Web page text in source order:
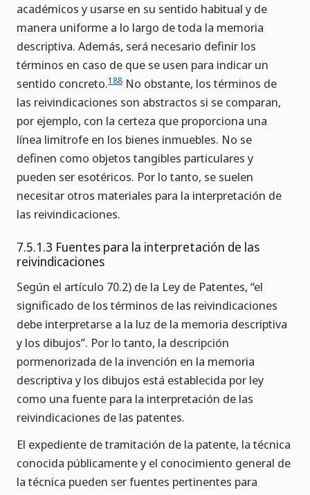
académicos y usarse en su sentido habitual y de
manera uniforme a lo largo de toda la memoria
descriptiva. Además, será necesario definir los
términos en caso de que se usen para indicar un
sentido concreto.188 No obstante, los términos de
las reivindicaciones son abstractos si se comparan,
por ejemplo, con la certeza que proporciona una
línea limítrofe en los bienes inmuebles. No se
definen como objetos tangibles particulares y
pueden ser esotéricos. Por lo tanto, se suelen
necesitar otros materiales para la interpretación de
las reivindicaciones.
7.5.1.3 Fuentes para la interpretación de las
reivindicaciones
Según el artículo 70.2) de la Ley de Patentes, “el
significado de los términos de las reivindicaciones
debe interpretarse a la luz de la memoria descriptiva
y los dibujos”. Por lo tanto, la descripción
pormenorizada de la invención en la memoria
descriptiva y los dibujos está establecida por ley
como una fuente para la interpretación de las
reivindicaciones de las patentes.
El expediente de tramitación de la patente, la técnica
conocida públicamente y el conocimiento general de
la técnica pueden ser fuentes pertinentes para